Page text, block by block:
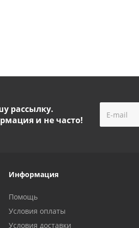
рассылку.
и не часто!
Информация
Помощь
Условия оплаты
Условия доставки